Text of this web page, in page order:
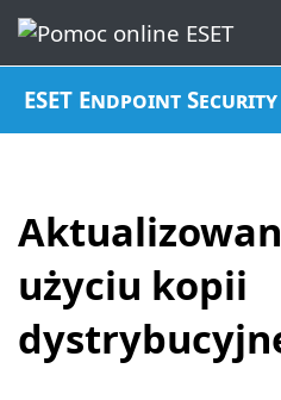
ESET Endpoint
użyciu kopii